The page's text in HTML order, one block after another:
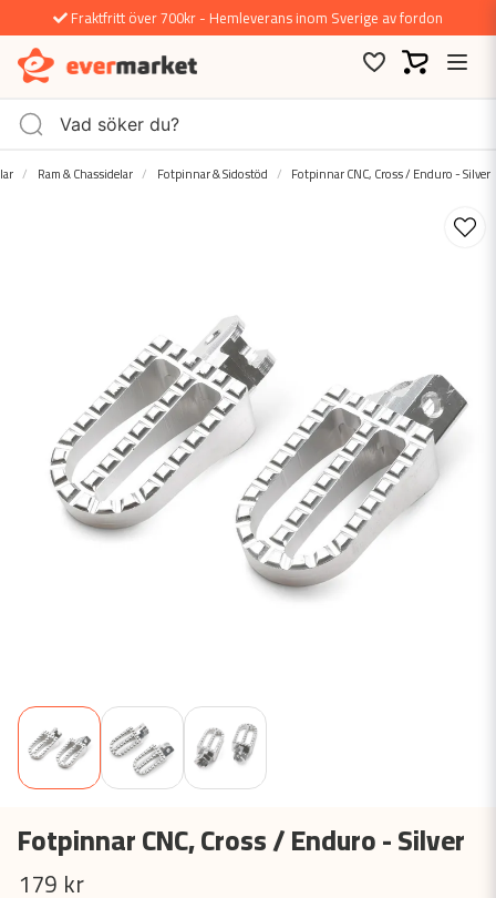
Fraktfritt över 700kr - Hemleverans inom Sverige av fordon
Ram & Chassidelar Fotpinnar & Sidostöd Fotpinnar CNC, Cross / Enduro - Silver
Fotpinnar CNC, Cross / Enduro - Silver
179 kr